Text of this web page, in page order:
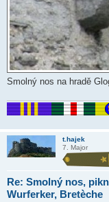
Smolný nos na hradě
t.hajek
7. Major
Re: Smolný nos,
Wurferker, Bretèche